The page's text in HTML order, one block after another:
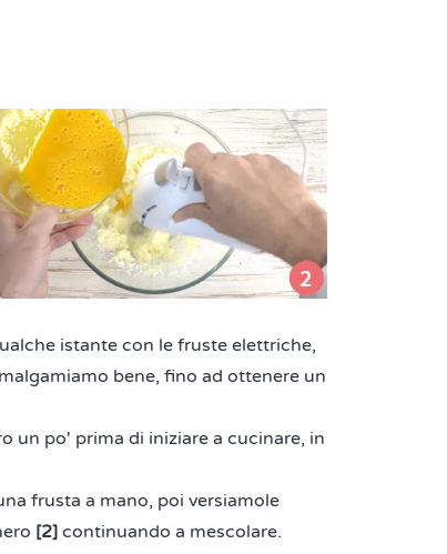
istante con le fruste elettriche,
bene, fino ad ottenere un
un po' prima di iniziare a cucinare, in
frusta a mano, poi versiamole
[2] continuando a mescolare.